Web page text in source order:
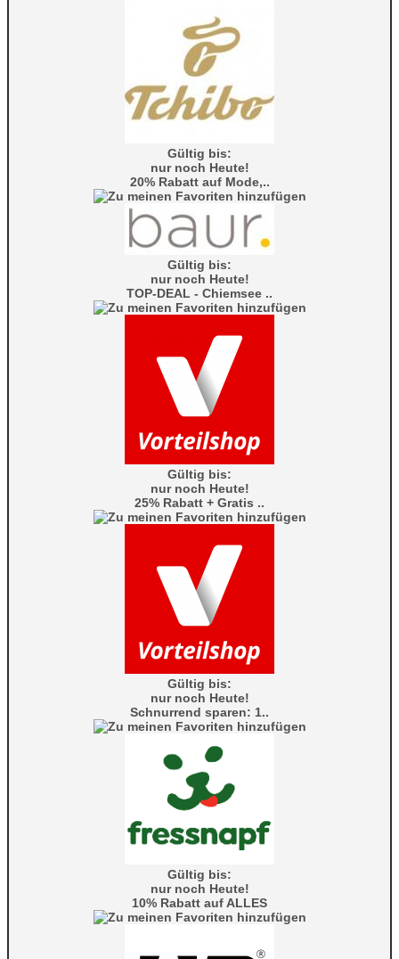
Gültig bis:
nur noch Heute!
20% Rabatt auf Mode,..
Gültig bis:
nur noch Heute!
TOP-DEAL - Chiemsee ..
Gültig bis:
nur noch Heute!
25% Rabatt + Gratis ..
Gültig bis:
nur noch Heute!
Schnurrend sparen: 1..
Gültig bis:
nur noch Heute!
10% Rabatt auf ALLES